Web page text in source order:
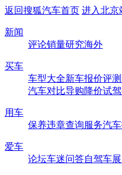
返回搜狐汽车首页 进入北京
新闻
评论销量研究海外
买车
车型大全新车报价评测
汽车对比导购降价试驾
用车
保养违章查询服务汽
爱车
论坛车迷问答自驾车展